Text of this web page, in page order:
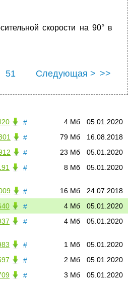
скорости на 90° в
51
Следующая > >>
# 05.01.2020
4 Мб
#
16.08.2018
79 Мб
#
05.01.2020
23 Мб
#
05.01.2020
8 Мб
#
24.07.2018
16 Мб
#
05.01.2020
4 Мб
#
05.01.2020
4 Мб
#
05.01.2020
1 Мб
#
05.01.2020
2 Мб
#
05.01.2020
3 Мб